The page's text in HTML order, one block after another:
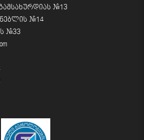
#13
#14
#33